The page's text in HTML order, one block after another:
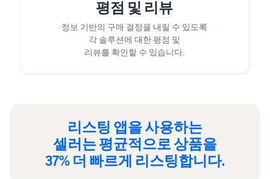
평점 및 리뷰
정보 기반의 구매 결정을 내릴 수 있도록
각 솔루션에 대한 평점 및
리뷰를 확인할 수 있습니다.
리스팅 앱을 사용하는
셀러는 평균적으로 상품을
37% 더 빠르게 리스팅합니다.